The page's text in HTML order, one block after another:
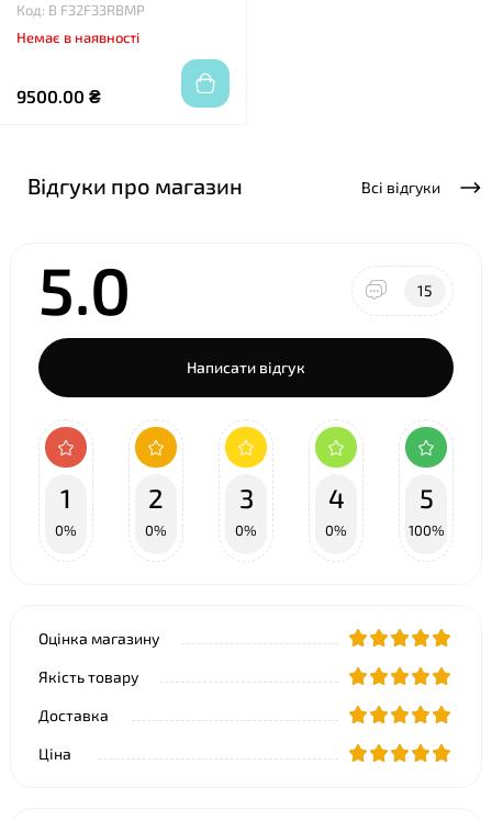
Код: B F32F33RBMP
Немає в наявності
9500.00 ₴
Відгуки про магазин Всі відгуки
5.0 15
Написати відгук
1
0%
2
0%
3
0%
4
0%
5
100%
Оцінка магазину
Якість товару
Доставка
Ціна